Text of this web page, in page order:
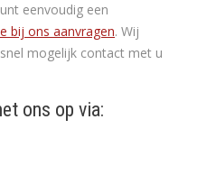
eenvoudig een
bij ons aanvragen. Wij
mogelijk contact met u
ons op via: